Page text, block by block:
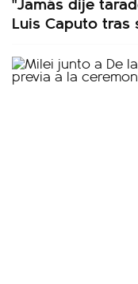
Luis Caputo